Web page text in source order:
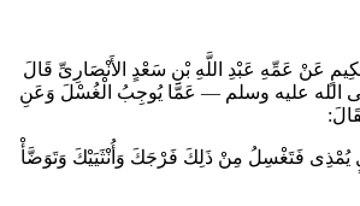
عَنْ عَمِّهِ عَبْدِ اللَّهِ بْنِ سَعْدٍ الأَنْصَارِىِّ قَالَ
الله عليه وسلم — عَمَّا يُوجِبُ الْغُسْلَ وَعَنِ
فَتَغْسِلُ مِنْ ذَلِكَ فَرْجَكَ وَأُنْثَيَيْكَ وَتَوَضَّأْ